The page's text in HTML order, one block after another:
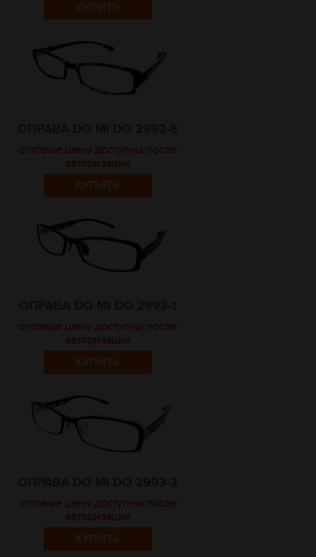
КУПИТЬ
оптовые цены доступны после
авторизации
КУПИТЬ
оптовые цены доступны после
авторизации
КУПИТЬ
оптовые цены доступны после
авторизации
КУПИТЬ